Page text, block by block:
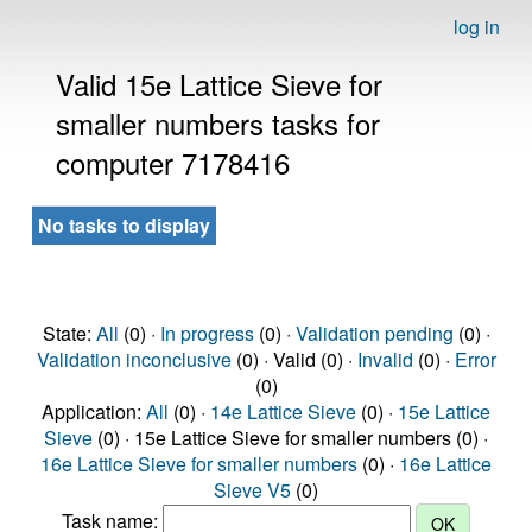
log in
Valid 15e Lattice Sieve for
smaller numbers tasks for
computer 7178416
No tasks to display
State: All (0) · In progress(0) · Validation pending (0) ·
Validation inconclusive(0) · Valid (0) · Invalid (0) · Error
(0)
Application: All (0) · 14e Lattice Sieve (0) · 15e Lattice
Sieve (0) · 15e Lattice Sieve for smaller numbers (0) ·
16e Lattice Sieve for smaller numbers (0) · 16e Lattice
Sieve V5 (0)
Task name: